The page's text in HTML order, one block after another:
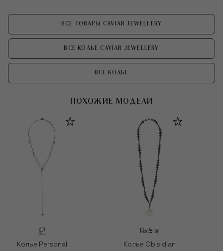
ВСЕ ТОВАРЫ CAVIAR JEWELLERY
ВСЕ КОЛЬЕ CAVIAR JEWELLERY
ВСЕ КОЛЬЕ
ПОХОЖИЕ МОДЕЛИ
Колье Personal
Колье Obisidian